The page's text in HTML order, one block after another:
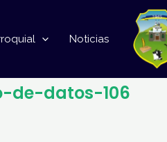
Noticias
de-datos-106